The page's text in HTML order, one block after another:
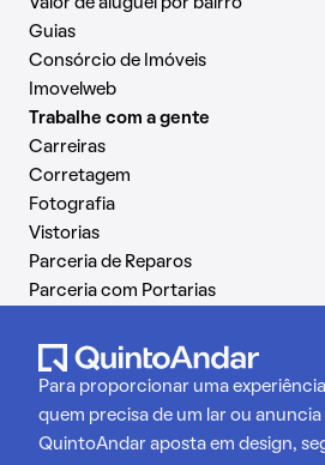
Valor de aluguel por bairro
Guias
Consórcio de Imóveis
Imovelweb
Trabalhe com a gente
Carreiras
Corretagem
Fotografia
Vistorias
Parceria de Reparos
Parceria com Portarias
Para proporcionar uma
quem precisa de um lar ou
QuintoAndar aposta em design,